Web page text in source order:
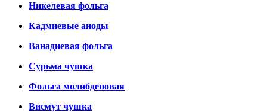
Никелевая фольга
Кадмиевые аноды
Ванадиевая фольга
Сурьма чушка
Фольга молибденовая
Висмут чушка